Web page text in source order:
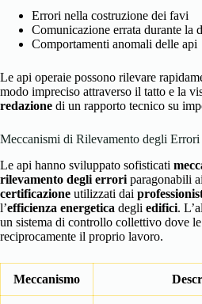
Errori nella costruzione dei favi
Comunicazione errata durante la
Comportamenti anomali delle api
Le api operaie possono rilevare
modo impreciso attraverso il tatto e la
redazione di un rapporto tecnico su
Meccanismi di Rilevamento degli Errori
Le api hanno sviluppato sofisticati
rilevamento degli errori paragonabili
certificazione utilizzati dai
l’efficienza energetica degli edifici.
un sistema di controllo collettivo dove
reciprocamente il proprio lavoro.
Meccanismo